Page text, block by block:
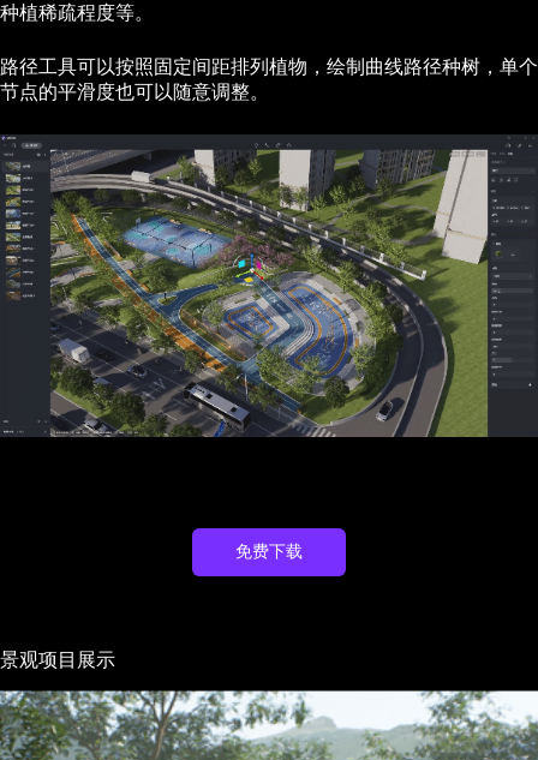
种植稀疏程度等。
路径工具可以按照固定间距排列植物，绘制曲线路径种树，单个
节点的平滑度也可以随意调整。
免费下载
景观项目展示